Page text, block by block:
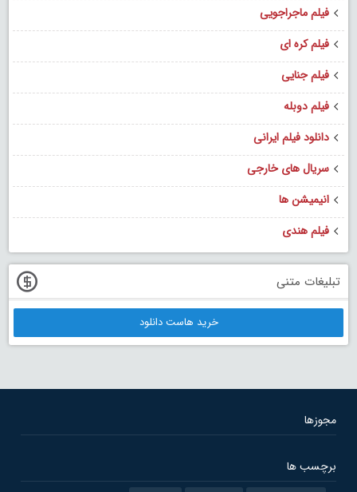
فیلم ماجراجویی
فیلم کره ای
فیلم جنایی
فیلم دوبله
دانلود فیلم ایرانی
سریال های خارجی
انیمیشن ها
فیلم هندی
تبلیغات متنی
خرید هاست دانلود
مجوزها
برچسب ها